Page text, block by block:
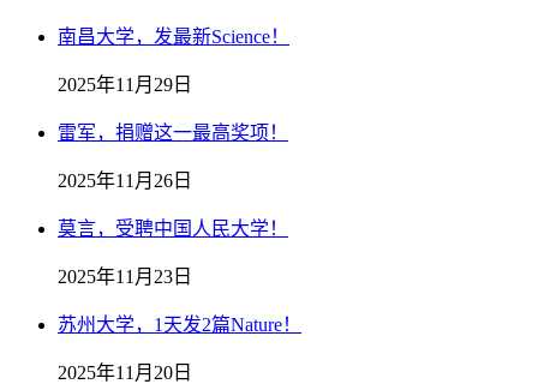
南昌大学，发最新Science！
2025年11月29日
雷军，捐赠这一最高奖项！
2025年11月26日
莫言，受聘中国人民大学！
2025年11月23日
苏州大学，1天发2篇Nature！
2025年11月20日